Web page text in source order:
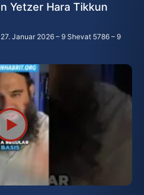
Yetzer Hara Tikkun
27. Januar 2026 – 9 Shevat 5786 – 9